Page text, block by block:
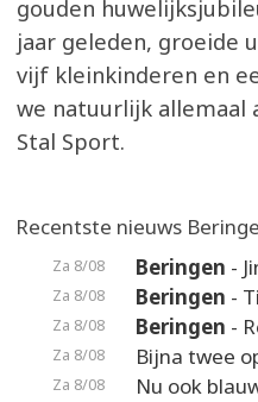
gouden
jaar geleden, groeide
vijf kleinkinderen en
we natuurlijk allemaal
Stal Sport.
Recentste nieuws
Za 8/08 Beringen -
Za 8/08 Beringen -
Za 8/08 Beringen -
Za 8/08 Bijna twee
Za 8/08 Nu ook